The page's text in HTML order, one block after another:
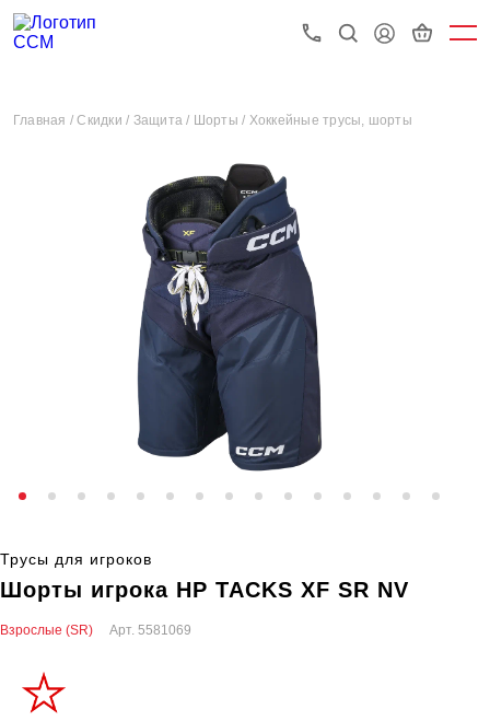
Главная /Скидки / Защита / Шорты / Хоккейные трусы, шорты
Трусы для игроков
Шорты игрока HP TACKS XF SR NV
Взрослые (SR) Арт. 5581069